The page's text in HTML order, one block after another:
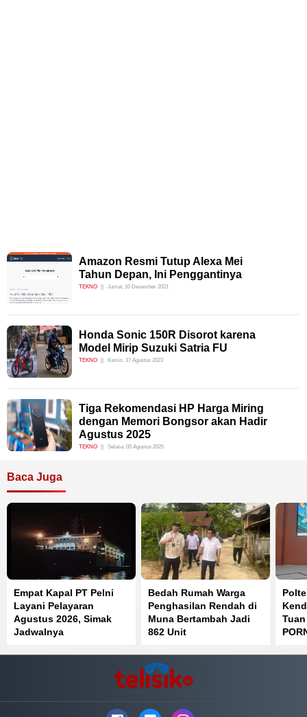
Amazon Resmi Tutup Alexa Mei
Tahun Depan, Ini Penggantinya
TEKNO Jumat, 10 Desember 2021
Honda Sonic 150R Disorot karena
Model Mirip Suzuki Satria FU
TEKNO Kamis, 17 Agustus 2023
Tiga Rekomendasi HP Harga Miring
dengan Memori Bongsor akan Hadir
Agustus 2025
TEKNO Selasa, 05 Agustus 2025
Baca Juga
Empat Kapal PT Pelni
Layani Pelayaran
Agustus 2026, Simak
Jadwalnya
Bedah Rumah Warga
Penghasilan Rendah di
Muna Bertambah Jadi
862 Unit